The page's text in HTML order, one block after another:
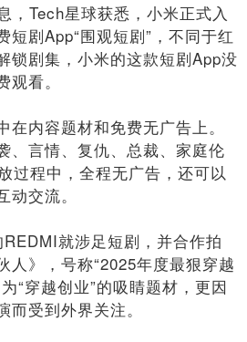
，Tech星球获悉，小米正式入
短剧App“围观短剧”，不同于红
锁剧集，小米的这款短剧App没
看。
内容题材和免费无广告上。
、言情、复仇、总裁、家庭伦
过程中，全程无广告，还可以
交流。
就涉足短剧，并合作拍
人》，号称“2025年度最狠穿越
“穿越创业”的吸睛题材，更因
受到外界关注。